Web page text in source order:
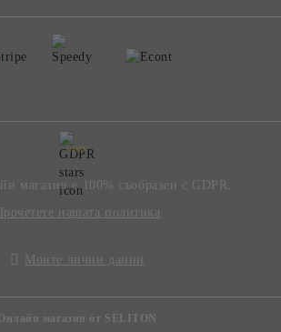
GDPR
магазин е 100% съобразен с GDPR.
Прочетете нашата политика
Моите лични данни
магазин от SELITON